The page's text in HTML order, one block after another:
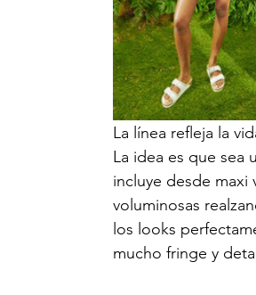
La línea refleja la
La idea es que sea
incluye desde
voluminosas
los looks
mucho fringe y